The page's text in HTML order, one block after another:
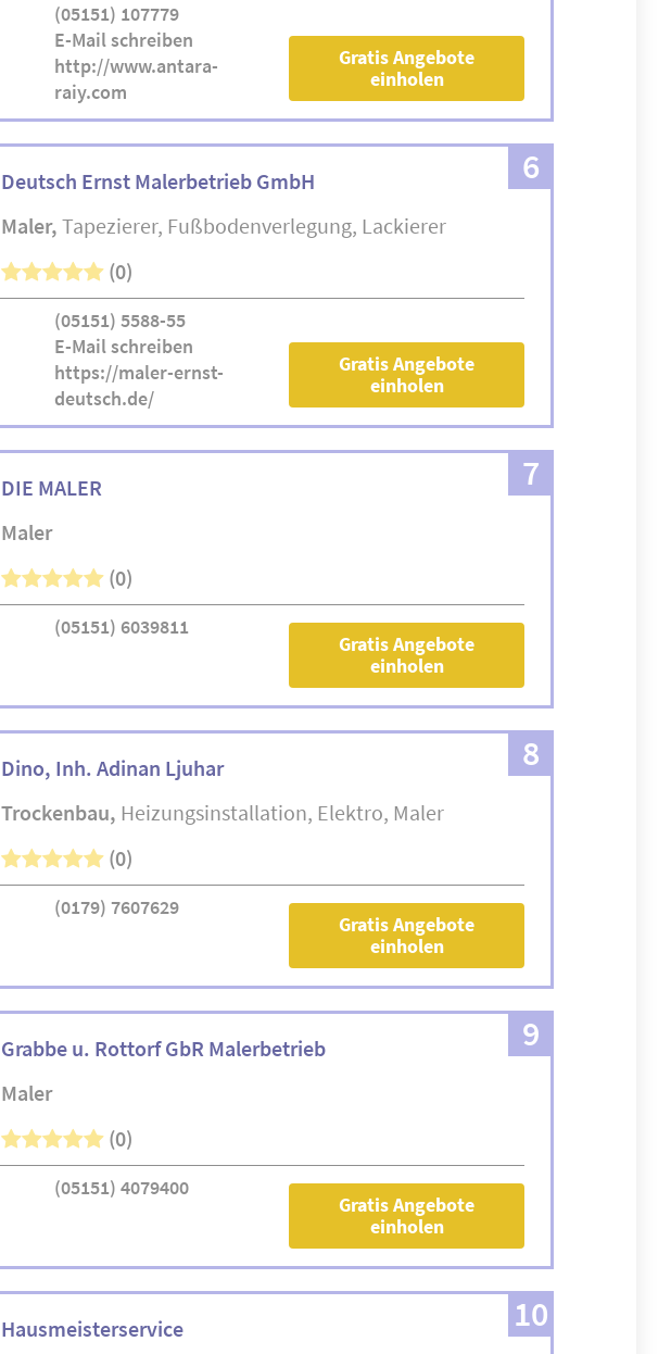
(05151) 107779
E-Mail schreiben
http://www.antara-
raiy.com
Gratis Angebote
einholen
6
Deutsch Ernst Malerbetrieb GmbH
Maler Tapezierer Fußbodenverlegung Lackierer
(0)
(05151) 5588-55
E-Mail schreiben
https://maler-ernst-
deutsch.de/
Gratis Angebote
einholen
7
DIE MALER
Maler
(0)
(05151) 6039811
Gratis Angebote
einholen
8
Dino, Inh. Adinan Ljuhar
Trockenbau Heizungsinstallation Elektro Maler
(0)
(0179) 7607629
Gratis Angebote
einholen
9
Grabbe u. Rottorf GbR Malerbetrieb
Maler
(0)
(05151) 4079400
Gratis Angebote
einholen
10
Hausmeisterservice